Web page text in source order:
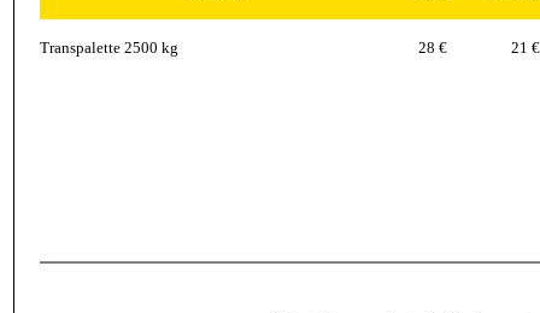
Transpalette 2500 kg 28 € 21 €